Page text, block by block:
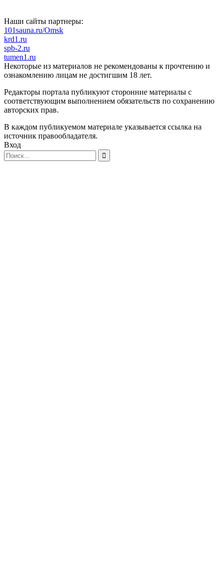
Наши сайты партнеры:
101sauna.ru/Omsk
krd1.ru
spb-2.ru
tumen1.ru
Некоторые из материалов не рекомендованы к прочтению и
ознакомлению лицам не достигшим 18 лет.
Редакторы портала публикуют сторонние материалы с
соответствующим выполнением обязательств по сохранению
авторских прав.
В каждом публикуемом материале указывается ссылка на
источник правообладателя.
Вход